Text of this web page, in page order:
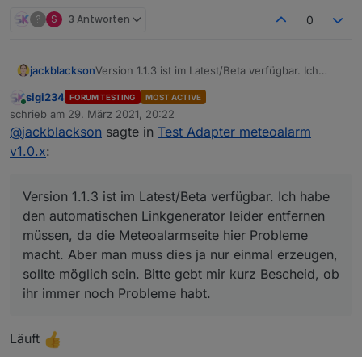
? S 3 Antworten 0
jackblacksonVersion 1.1.3 ist im Latest/Beta verfügbar. Ich
entfernen müssen, da die Meteoalarmseite hier
Probleme macht. Aber man muss dies ja nur
einmal erzeugen, sollte möglich sein. Bitte gebt
Online
sigi234 FORUM TESTING MOST ACTIVE
schrieb am 29. März 2021, 20:22
zuletzt editiert von
@jackblackson sagte in Test Adapter meteoalarm
v1.0.x:
Version 1.1.3 ist im Latest/Beta verfügbar. Ich habe
den automatischen Linkgenerator leider entfernen
müssen, da die Meteoalarmseite hier Probleme
macht. Aber man muss dies ja nur einmal erzeugen,
sollte möglich sein. Bitte gebt mir kurz Bescheid, ob
ihr immer noch Probleme habt.
Läuft